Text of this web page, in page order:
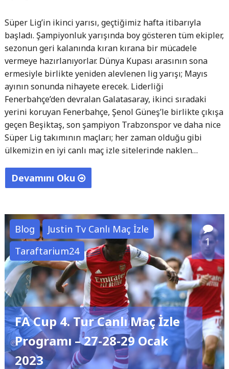
Süper Lig’in ikinci yarısı, geçtiğimiz hafta itibarıyla
başladı. Şampiyonluk yarışında boy gösteren tüm ekipler,
sezonun geri kalanında kıran kırana bir mücadele
vermeye hazırlanıyorlar. Dünya Kupası arasının sona
ermesiyle birlikte yeniden alevlenen lig yarışı; Mayıs
ayının sonunda nihayete erecek. Liderliği
Fenerbahçe’den devralan Galatasaray, ikinci sıradaki
yerini koruyan Fenerbahçe, Şenol Güneş’le birlikte çıkışa
geçen Beşiktaş, son şampiyon Trabzonspor ve daha nice
Süper Lig takımının maçları; her zaman olduğu gibi
ülkemizin en iyi canlı maç izle sitelerinde naklen…
Devamını Oku
21.
Hafta
Maç
Programı
–
27-
28-
29
Ocak
2023"
Blog
Justin Tv Canlı Maç İzle
Taraftarium24
1
FA Cup 4. Tur Canlı Maç İzle
Programı – 27-28-29 Ocak
2023